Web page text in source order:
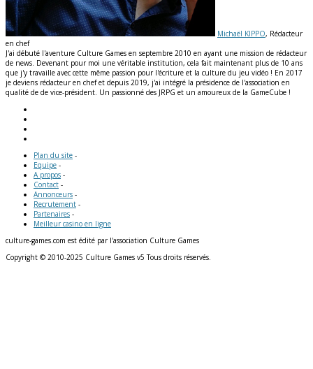
Michaël KIPPO, Rédacteur
en chef
J'ai débuté l'aventure Culture Games en septembre 2010 en ayant une mission de rédacteur
de news. Devenant pour moi une véritable institution, cela fait maintenant plus de 10 ans
que j'y travaille avec cette même passion pour l'écriture et la culture du jeu vidéo ! En 2017
je deviens rédacteur en chef et depuis 2019, j'ai intégré la présidence de l'association en
qualité de de vice-président. Un passionné des JRPG et un amoureux de la GameCube !
Plan du site -
Equipe -
A propos -
Contact -
Annonceurs -
Recrutement -
Partenaires -
Meilleur casino en ligne
culture-games.com est édité par l'association Culture Games
Copyright © 2010-2025 Culture Games v5 Tous droits réservés.